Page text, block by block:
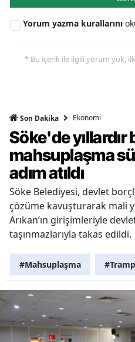
Yorum yazma kurallarını
* Bu içerik ile ilgili yorum yok,
Son Dakika Ekonomi
Söke'de yıllardır
mahsuplaşma
adım atıldı
Söke Belediyesi, devlet
çözüme kavuşturarak mali
Arıkan’ın girişimleriyle
taşınmazlarıyla takas edildi.
#Mahsuplaşma